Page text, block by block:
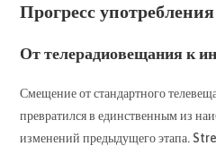
Прогресс
От телерадиовещания к
Смещение от стандартного
превратился в единственным из
изменений предыдущего этапа.